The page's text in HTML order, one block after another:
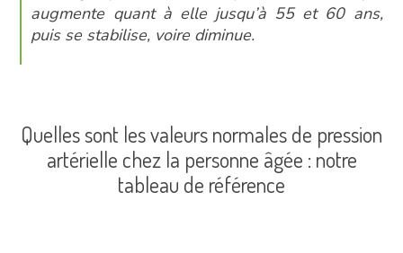
augmente quant à elle jusqu’à 55 et 60 ans,
puis se stabilise, voire diminue.
Quelles sont les valeurs normales de pression
artérielle chez la personne âgée : notre
tableau de référence